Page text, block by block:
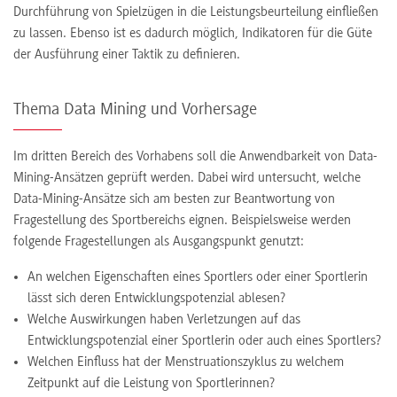
Durchführung von Spielzügen in die Leistungsbeurteilung einfließen
zu lassen. Ebenso ist es dadurch möglich, Indikatoren für die Güte
der Ausführung einer Taktik zu definieren.
Thema Data Mining und Vorhersage
Im dritten Bereich des Vorhabens soll die Anwendbarkeit von Data-
Mining-Ansätzen geprüft werden. Dabei wird untersucht, welche
Data-Mining-Ansätze sich am besten zur Beantwortung von
Fragestellung des Sportbereichs eignen. Beispielsweise werden
folgende Fragestellungen als Ausgangspunkt genutzt:
An welchen Eigenschaften eines Sportlers oder einer Sportlerin
lässt sich deren Entwicklungspotenzial ablesen?
Welche Auswirkungen haben Verletzungen auf das
Entwicklungspotenzial einer Sportlerin oder auch eines Sportlers?
Welchen Einfluss hat der Menstruationszyklus zu welchem
Zeitpunkt auf die Leistung von Sportlerinnen?